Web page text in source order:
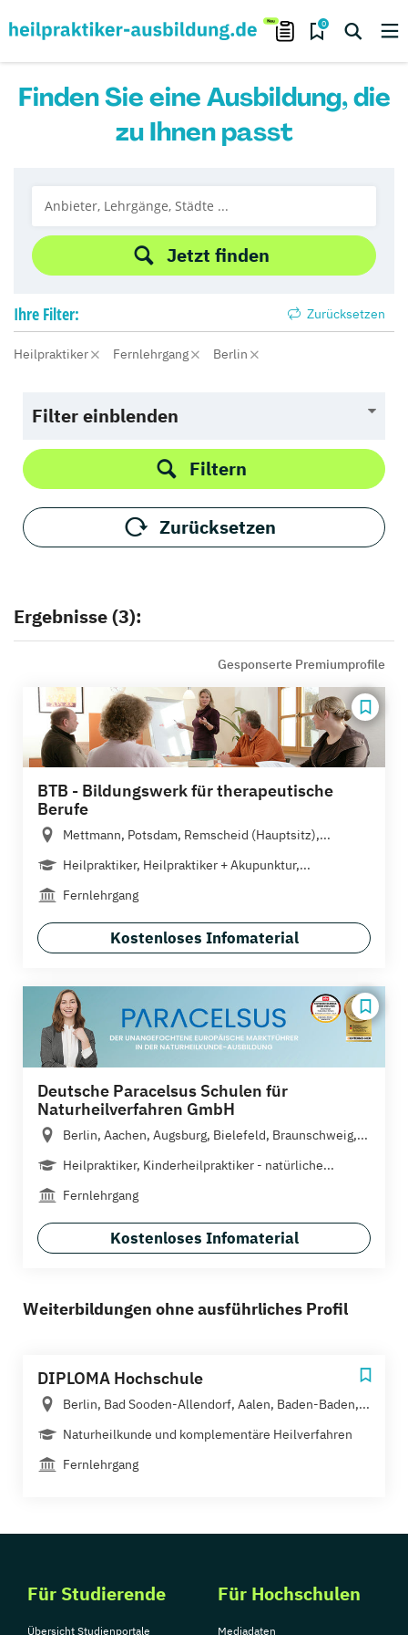
0
Finden Sie eine Ausbildung, die
zu Ihnen passt
Jetzt finden
Ihre Filter: Zurücksetzen
Heilpraktiker Fernlehrgang Berlin
Filter einblenden
Filtern
Zurücksetzen
Ergebnisse (3):
Gesponserte Premiumprofile
BTB - Bildungswerk für therapeutische
Berufe
Mettmann, Potsdam, Remscheid (Hauptsitz),...
Heilpraktiker, Heilpraktiker + Akupunktur,...
Fernlehrgang
Kostenloses Infomaterial
Deutsche Paracelsus Schulen für
Naturheilverfahren GmbH
Berlin, Aachen, Augsburg, Bielefeld, Braunschweig,...
Heilpraktiker, Kinderheilpraktiker - natürliche...
Fernlehrgang
Kostenloses Infomaterial
Weiterbildungen ohne ausführliches Profil
DIPLOMA Hochschule
Berlin, Bad Sooden-Allendorf, Aalen, Baden-Baden,...
Naturheilkunde und komplementäre Heilverfahren
Fernlehrgang
Für Studierende
Übersicht Studienportale
Für Hochschulen
Mediadaten